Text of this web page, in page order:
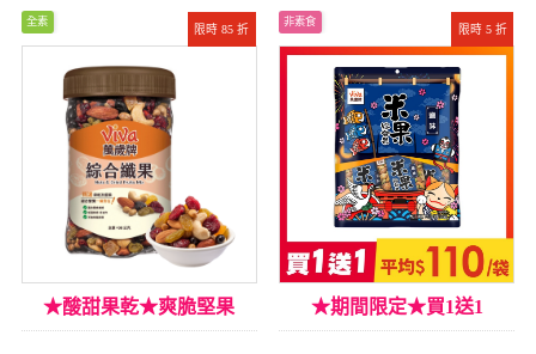
限時 85 折
全素
★酸甜果乾★爽脆堅果
限時 5 折
非素食
★期間限定★買1送1